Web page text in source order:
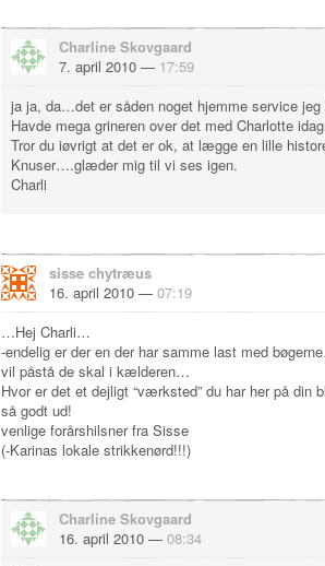
Charline Skovgaard
7. april 2010 — 17:59
ja ja, da…det er såden noget hjemme service
Havde mega grineren over det med Charlotte
Tror du iøvrigt at det er ok, at lægge en lille
Knuser….glæder mig til vi ses igen.
Charli
sisse chytræus
16. april 2010 — 07:19
…Hej Charli…
-endelig er der en der har samme last med
vil påstå de skal i kælderen…
Hvor er det et dejligt “værksted” du har her på
så godt ud!
venlige forårshilsner fra Sisse
(-Karinas lokale strikkenørd!!!)
Charline Skovgaard
16. april 2010 — 08:34